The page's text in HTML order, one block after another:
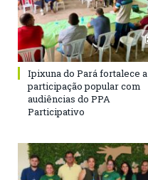
Ipixuna do Pará fortalece a
participação popular com
audiências do PPA
Participativo